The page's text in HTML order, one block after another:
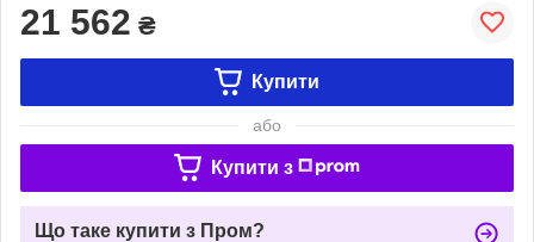
21 562 ₴
Купити
або
Купити з
Що таке купити з Пром?